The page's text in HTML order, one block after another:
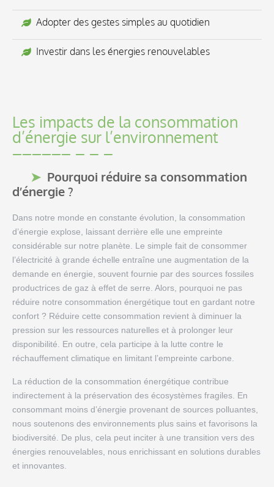
Adopter des gestes simples au quotidien
Investir dans les énergies renouvelables
Les impacts de la consommation
d’énergie sur l’environnement
Pourquoi réduire sa consommation
d’énergie ?
Dans notre monde en constante évolution, la consommation
d’énergie explose, laissant derrière elle une empreinte
considérable sur notre planète. Le simple fait de consommer
l’électricité à grande échelle entraîne une augmentation de la
demande en énergie, souvent fournie par des sources fossiles
productrices de gaz à effet de serre. Alors, pourquoi ne pas
réduire notre consommation énergétique tout en gardant notre
confort ? Réduire cette consommation revient à diminuer la
pression sur les ressources naturelles et à prolonger leur
disponibilité. En outre, cela participe à la lutte contre le
réchauffement climatique en limitant l’empreinte carbone.
La réduction de la consommation énergétique contribue
indirectement à la préservation des écosystèmes fragiles. En
consommant moins d’énergie provenant de sources polluantes,
nous soutenons des environnements plus sains et favorisons la
biodiversité. De plus, cela peut inciter à une transition vers des
énergies renouvelables, nous enrichissant en solutions durables
et innovantes.